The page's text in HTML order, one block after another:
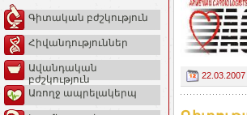
Գիտական բժշկություն
Հիվանդություններ
Ավանդական
բժշկություն
Առողջ ապրելակերպ
22.03.2007